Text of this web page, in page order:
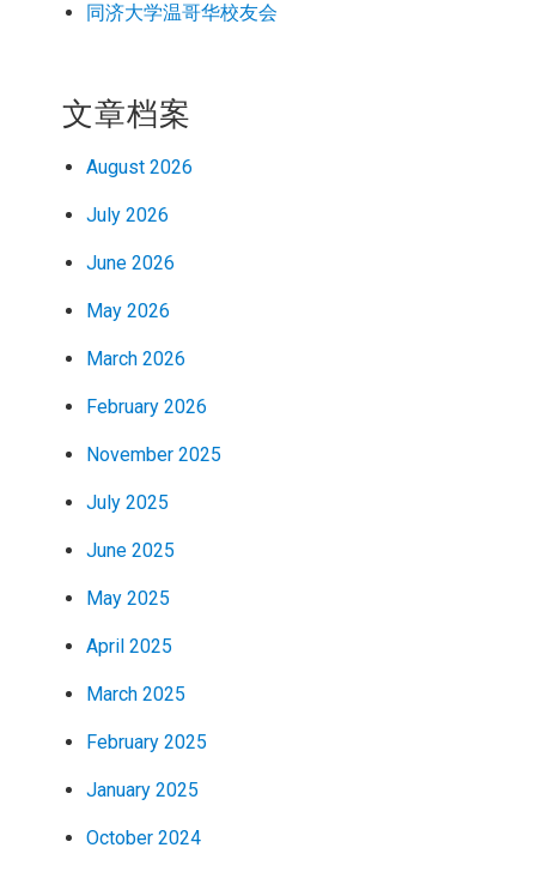
同济大学温哥华校友会
文章档案
August 2026
July 2026
June 2026
May 2026
March 2026
February 2026
November 2025
July 2025
June 2025
May 2025
April 2025
March 2025
February 2025
January 2025
October 2024